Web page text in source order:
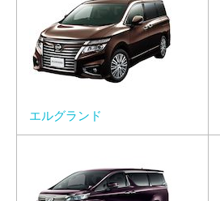
エルグランド